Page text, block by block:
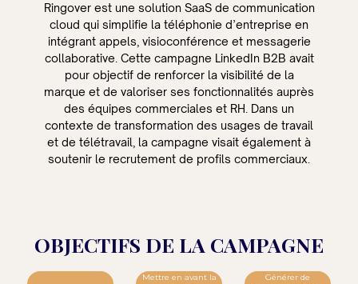
Ringover est une solution SaaS de communication
cloud qui simplifie la téléphonie d’entreprise en
intégrant appels, visioconférence et messagerie
collaborative. Cette campagne LinkedIn B2B avait
pour objectif de renforcer la visibilité de la
marque et de valoriser ses fonctionnalités auprès
des équipes commerciales et RH. Dans un
contexte de transformation des usages de travail
et de télétravail, la campagne visait également à
soutenir le recrutement de profils commerciaux.
OBJECTIFS DE LA CAMPAGNE
Mettre en avant la
Générer de